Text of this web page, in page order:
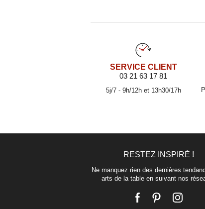
SERVICE CLIENT
03 21 63 17 81
5j/7 - 9h/12h et 13h30/17h
RESTEZ INSPIRÉ !
Ne manquez rien des dernières
arts de la table en suivant nos